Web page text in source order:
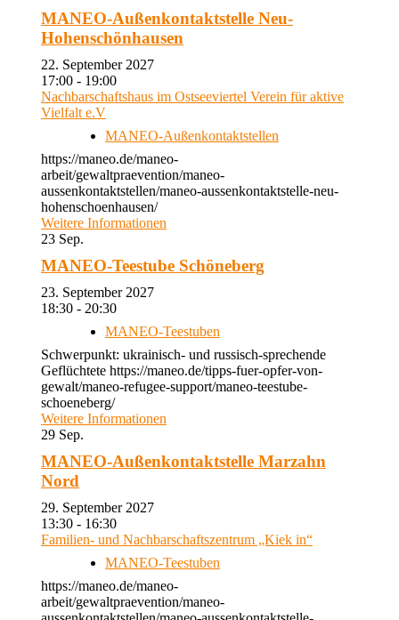
MANEO-Außenkontaktstelle Neu-
Hohenschönhausen
22. September 2027
17:00 - 19:00
Nachbarschaftshaus im Ostseeviertel Verein für aktive
Vielfalt e.V
MANEO-Außenkontaktstellen
https://maneo.de/maneo-
arbeit/gewaltpraevention/maneo-
aussenkontaktstellen/maneo-aussenkontaktstelle-neu-
hohenschoenhausen/
Weitere Informationen
23 Sep.
MANEO-Teestube Schöneberg
23. September 2027
18:30 - 20:30
MANEO-Teestuben
Schwerpunkt: ukrainisch- und russisch-sprechende
Geflüchtete https://maneo.de/tipps-fuer-opfer-von-
gewalt/maneo-refugee-support/maneo-teestube-
schoeneberg/
Weitere Informationen
29 Sep.
MANEO-Außenkontaktstelle Marzahn
Nord
29. September 2027
13:30 - 16:30
Familien- und Nachbarschaftszentrum „Kiek in“
MANEO-Teestuben
https://maneo.de/maneo-
arbeit/gewaltpraevention/maneo-